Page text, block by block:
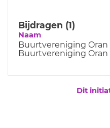
Bijdragen (1)
Naam
Buurtvereniging Oran
Buurtvereniging Oran
Dit